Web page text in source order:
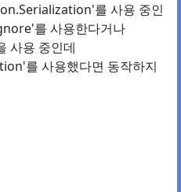
를 사용 중인
를 사용한다거나
사용 중인데
를 사용했다면 동작하지